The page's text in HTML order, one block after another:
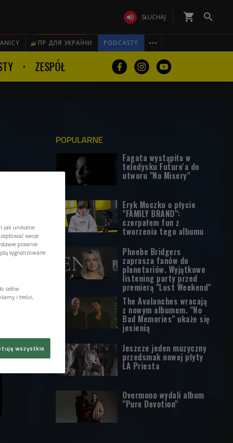
 SŁUCHAJ shopping_cart 
ПР ДЛЯ УКРАЇНИ PODCASTY 
ZESPÓŁ
POPULARNE
Fagata wystąpiła w
teledysku Future'a do
utworu "No Misery"
Eryk Moczko o płycie
"FAMILY BRAND":
czerpałem fun z
tworzenia tego albumu
Phoebe Bridgers
zaprasza fanów do
planetariów. Wyjątkowe
listening party przed
premierą "Lost Weekend"
The Avalanches wracają
z nowym albumem. "No
Bad Memories" ukaże się
jesienią
Jeszcze jeden muzyczny
przedsmak nowej płyty
LA Priesta
Overmono wydali album
"Pure Devotion"
jak unikalne
swoje
prawnie
sygnalizowane
celów
i treści,
wszystkie